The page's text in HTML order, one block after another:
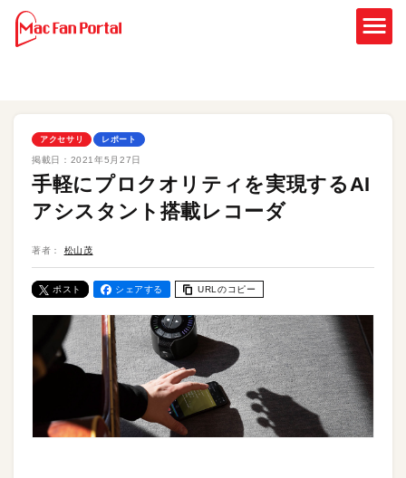
アクセサリ レポート
掲載日： 2021年5月27日
手軽にプロクオリティを実現するAI
アシスタント搭載レコーダ
著者： 松山茂
ポスト シェアする URLのコピー